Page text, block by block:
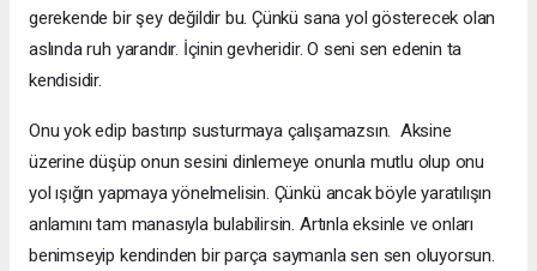
gerekende bir şey değildir bu. Çünkü sana yol gösterecek olan
aslında ruh yarandır. İçinin gevheridir. O seni sen edenin ta
kendisidir.
Onu yok edip bastırıp susturmaya çalışamazsın. Aksine
üzerine düşüp onun sesini dinlemeye onunla mutlu olup onu
yol ışığın yapmaya yönelmelisin. Çünkü ancak böyle yaratılışın
anlamını tam manasıyla bulabilirsin. Artınla eksinle ve onları
benimseyip kendinden bir parça saymanla sen sen oluyorsun.